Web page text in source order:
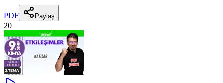
PDF Paylaş
20